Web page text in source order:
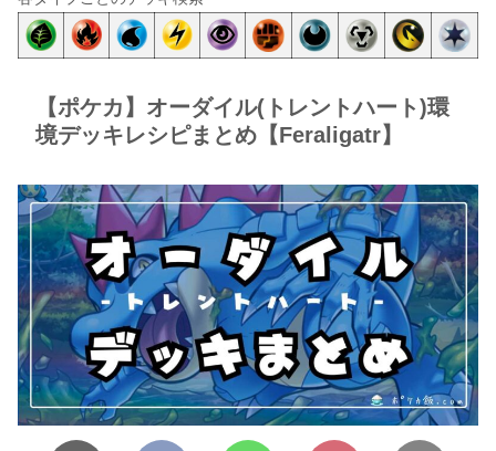
【ポケカ】オーダイル(トレントハート)環
境デッキレシピまとめ【Feraligatr】